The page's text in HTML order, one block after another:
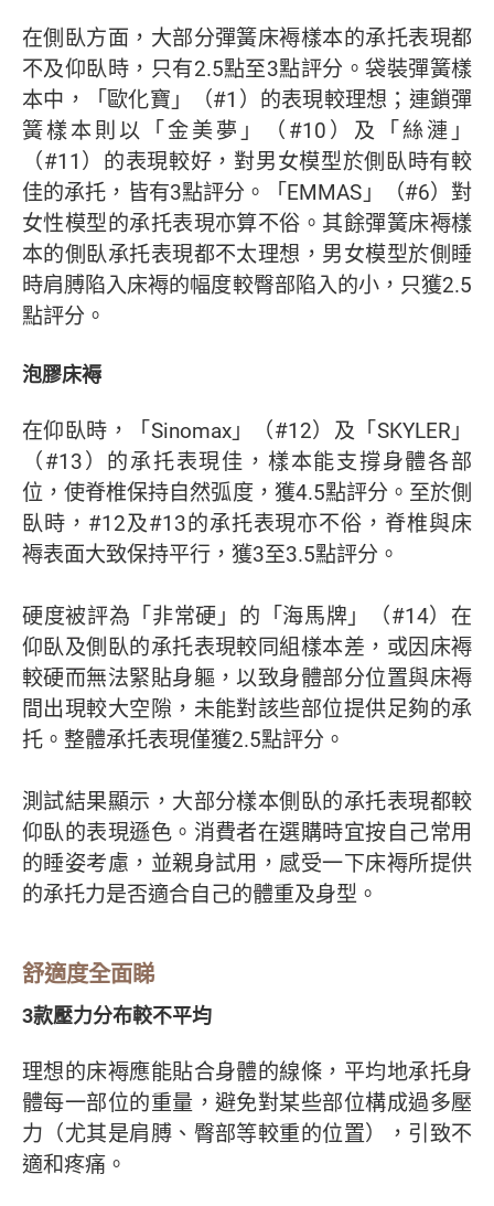
在側臥方面，大部分彈簧床褥樣本的承托表現都
不及仰臥時，只有2.5點至3點評分。袋裝彈簧樣
本中，「歐化寶」（#1）的表現較理想；連鎖彈
簧樣本則以「金美夢」（#10）及「絲漣」
（#11）的表現較好，對男女模型於側臥時有較
佳的承托，皆有3點評分。「EMMAS」（#6）對
女性模型的承托表現亦算不俗。其餘彈簧床褥樣
本的側臥承托表現都不太理想，男女模型於側睡
時肩膊陷入床褥的幅度較臀部陷入的小，只獲2.5
點評分。
泡膠床褥
在仰臥時，「Sinomax」（#12）及「SKYLER」
（#13）的承托表現佳，樣本能支撐身體各部
位，使脊椎保持自然弧度，獲4.5點評分。至於側
臥時，#12及#13的承托表現亦不俗，脊椎與床
褥表面大致保持平行，獲3至3.5點評分。
硬度被評為「非常硬」的「海馬牌」（#14）在
仰臥及側臥的承托表現較同組樣本差，或因床褥
較硬而無法緊貼身軀，以致身體部分位置與床褥
間出現較大空隙，未能對該些部位提供足夠的承
托。整體承托表現僅獲2.5點評分。
測試結果顯示，大部分樣本側臥的承托表現都較
仰臥的表現遜色。消費者在選購時宜按自己常用
的睡姿考慮，並親身試用，感受一下床褥所提供
的承托力是否適合自己的體重及身型。
舒適度全面睇
3款壓力分布較不平均
理想的床褥應能貼合身體的線條，平均地承托身
體每一部位的重量，避免對某些部位構成過多壓
力（尤其是肩膊、臀部等較重的位置），引致不
適和疼痛。